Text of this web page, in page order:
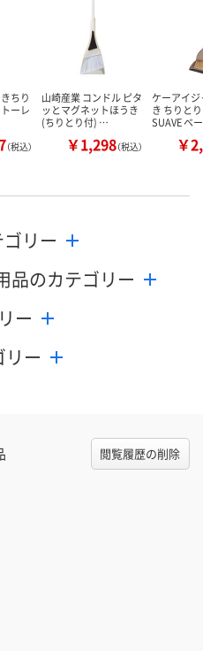
ちり
ーレ
（税込）
山崎産業 コンドル ピタ
ッとマグネットほうき
(ちりとり付) …
￥1,298（税込）
ケーアイ
き ちりと
SUAVE ベ
￥
リー
品のカテゴリー
ー
リー
閲覧履歴の削除